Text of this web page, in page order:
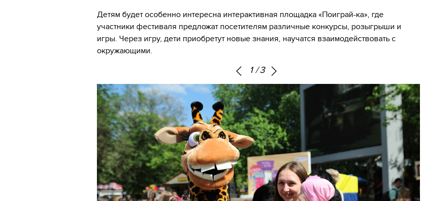
Детям будет особенно интересна интерактивная площадка «Поиграй-ка», где
участники фестиваля предложат посетителям различные конкурсы, розыгрыши и
игры. Через игру, дети приобретут новые знания, научатся взаимодействовать с
окружающими.
1/3